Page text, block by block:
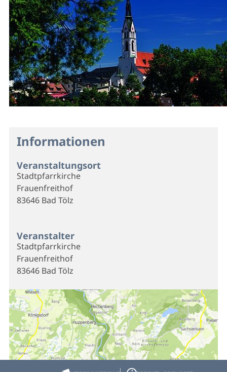
Informationen
Veranstaltungsort
Stadtpfarrkirche
Frauenfreithof
83646 Bad Tölz
Veranstalter
Stadtpfarrkirche
Frauenfreithof
83646 Bad Tölz